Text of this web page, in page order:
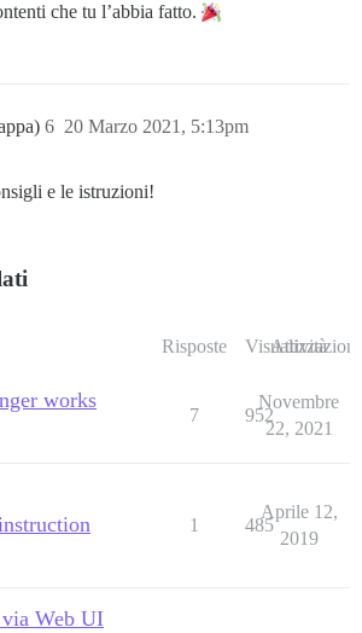
che tu l’abbia fatto.
20 Marzo 2021, 5:13pm
6
e le istruzioni!
Risposte Visualizzazioni
Attività
works
7 952
Novembre
22, 2021
1 485
Aprile 12,
2019
via Web UI